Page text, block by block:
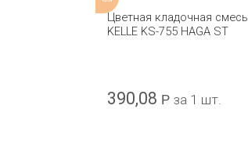
Цветная кладочная смесь
KELLE KS-755 HAGA ST
390,08 Р за 1 шт.